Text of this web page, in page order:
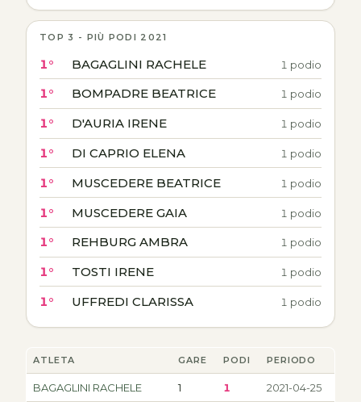
TOP 3 - PIÙ PODI 2021
1° BAGAGLINI RACHELE 1 podio
1° BOMPADRE BEATRICE 1 podio
1° D'AURIA IRENE 1 podio
1° DI CAPRIO ELENA 1 podio
1° MUSCEDERE BEATRICE 1 podio
1° MUSCEDERE GAIA 1 podio
1° REHBURG AMBRA 1 podio
1° TOSTI IRENE 1 podio
1° UFFREDI CLARISSA 1 podio
ATLETA GARE PODI PERIODO
BAGAGLINI RACHELE 1 1 2021-04-25